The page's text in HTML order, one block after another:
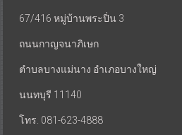
67/416 หมู่บ้านพระปิ่น 3
ถนนกาญจนาภิเษก
ตำบลบางแม่นาง อำเภอบางใหญ่
นนทบุรี 11140
โทร. 081-623-4888